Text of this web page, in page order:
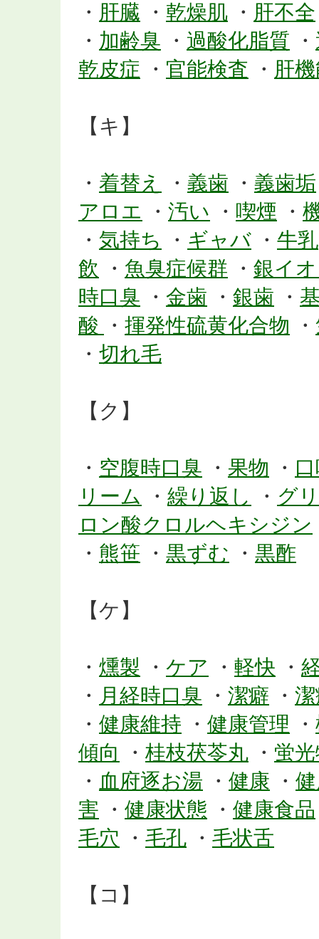
・ 肝臓 ・ 乾燥肌 ・ 肝不全
・ 加齢臭 ・ 過酸化脂質 ・
乾皮症 ・ 官能検査 ・ 肝
【キ】
・ 着替え ・ 義歯 ・ 義歯垢
アロエ ・ 汚い ・ 喫煙 ・
・ 気持ち ・ ギャバ ・ 牛乳
飲 ・ 魚臭症候群 ・ 銀イ
時口臭 ・ 金歯 ・ 銀歯 ・
酸
・ 揮発性硫黄化合物 ・
・ 切れ毛
【ク】
・ 空腹時口臭 ・ 果物 ・
リーム
・ 繰り返し ・ グ
ロン酸クロルヘキシジン
・ 熊笹 ・ 黒ずむ ・ 黒酢
【ケ】
・ 燻製 ・ ケア ・ 軽快 ・
・ 月経時口臭 ・ 潔癖 ・
・ 健康維持 ・ 健康管理 ・
傾向
・ 桂枝茯苓丸 ・ 蛍
・ 血府逐お湯 ・ 健康 ・
害 ・ 健康状態 ・ 健康食品
毛穴 ・ 毛孔 ・ 毛状舌
【コ】